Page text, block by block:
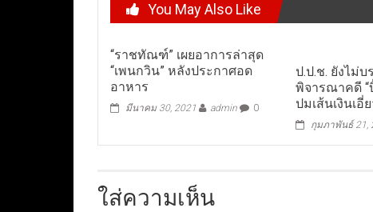
You May Also Like
“ราชทัณฑ์” เผยอาการล่าสุด
“เพนกวิน” หลังประกาศอด
อาหาร
มีนาคม 30, 2021 admin 0
ป.ป.ช. ยังไม่บ
พิจารณาคดี “
ปมเส้นเงินเอี่
กุมภาพันธ์ 21,
ใส่ความเห็น